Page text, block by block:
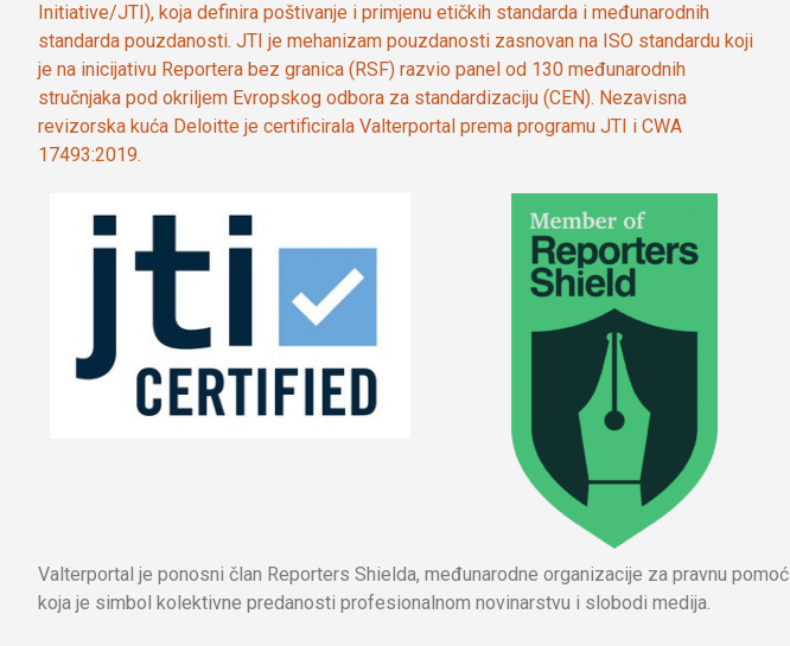
Initiative/JTI), koja definira poštivanje i primjenu etičkih standarda i međunarodnih
standarda pouzdanosti. JTI je mehanizam pouzdanosti zasnovan na ISO standardu koji
je na inicijativu Reportera bez granica (RSF) razvio panel od 130 međunarodnih
stručnjaka pod okriljem Evropskog odbora za standardizaciju (CEN). Nezavisna
revizorska kuća Deloitte je certificirala Valterportal prema programu JTI i CWA
17493:2019.
Valterportal je ponosni član Reporters Shielda, međunarodne organizacije za pravnu pomoć
koja je simbol kolektivne predanosti profesionalnom novinarstvu i slobodi medija.